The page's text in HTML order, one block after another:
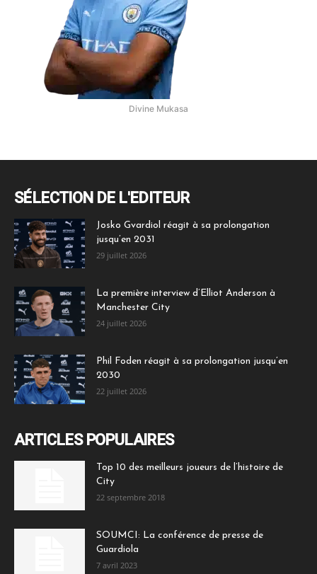
Divine Mukasa
SÉLECTION DE L'EDITEUR
Josko Gvardiol réagit à sa prolongation
jusqu’en 2031
29 juillet 2026
La première interview d’Elliot Anderson à
Manchester City
24 juillet 2026
Phil Foden réagit à sa prolongation jusqu’en
2030
22 juillet 2026
ARTICLES POPULAIRES
Top 10 des meilleurs joueurs de l’histoire de
City
22 septembre 2018
SOUMCI: La conférence de presse de
Guardiola
7 avril 2023